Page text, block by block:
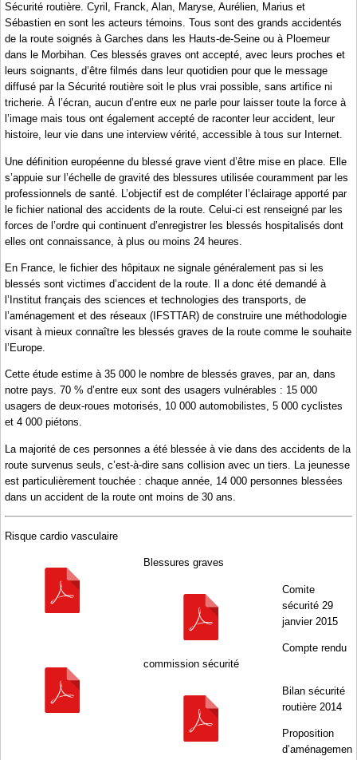
Sécurité routière. Cyril, Franck, Alan, Maryse, Aurélien, Marius et
Sébastien en sont les acteurs témoins. Tous sont des grands accidentés
de la route soignés à Garches dans les Hauts-de-Seine ou à Ploemeur
dans le Morbihan. Ces blessés graves ont accepté, avec leurs proches et
leurs soignants, d’être filmés dans leur quotidien pour que le message
diffusé par la Sécurité routière soit le plus vrai possible, sans artifice ni
tricherie. À l’écran, aucun d’entre eux ne parle pour laisser toute la force à
l’image mais tous ont également accepté de raconter leur accident, leur
histoire, leur vie dans une interview vérité, accessible à tous sur Internet.
Une définition européenne du blessé grave vient d’être mise en place. Elle
s’appuie sur l’échelle de gravité des blessures utilisée couramment par les
professionnels de santé. L’objectif est de compléter l’éclairage apporté par
le fichier national des accidents de la route. Celui-ci est renseigné par les
forces de l’ordre qui continuent d’enregistrer les blessés hospitalisés dont
elles ont connaissance, à plus ou moins 24 heures.
En France, le fichier des hôpitaux ne signale généralement pas si les
blessés sont victimes d’accident de la route. Il a donc été demandé à
l’Institut français des sciences et technologies des transports, de
l’aménagement et des réseaux (IFSTTAR) de construire une méthodologie
visant à mieux connaître les blessés graves de la route comme le souhaite
l’Europe.
Cette étude estime à 35 000 le nombre de blessés graves, par an, dans
notre pays. 70 % d’entre eux sont des usagers vulnérables : 15 000
usagers de deux-roues motorisés, 10 000 automobilistes, 5 000 cyclistes
et 4 000 piétons.
La majorité de ces personnes a été blessée à vie dans des accidents de la
route survenus seuls, c’est-à-dire sans collision avec un tiers. La jeunesse
est particulièrement touchée : chaque année, 14 000 personnes blessées
dans un accident de la route ont moins de 30 ans.
Risque cardio vasculaire
Blessures graves
Comite
sécurité 29
janvier 2015
Compte rendu
commission sécurité
Bilan sécurité
routière 2014
Proposition
d’aménagemen